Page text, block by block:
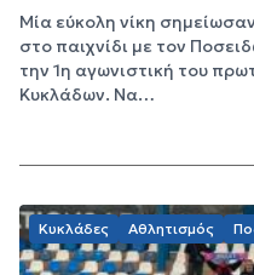
Μία εύκολη νίκη
στο παιχνίδι με τον
την 1η αγωνιστική του
Κυκλάδων. Να…
Κυκλάδες Αθλητισμός